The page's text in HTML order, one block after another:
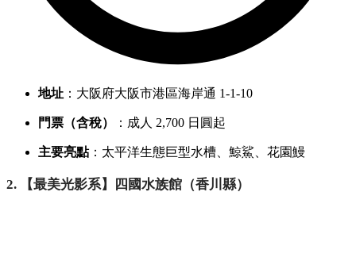
地址 ：大阪府大阪市港區海岸通 1-1-10
門票（含稅） ：成人 2,700 日圓起
主要亮點：太平洋生態巨型水槽、 鯨鯊、 花園鰻
2. 【最美光影系】四國水族館（香川縣）